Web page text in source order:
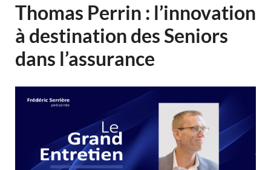
Thomas Perrin : l’innovation
à destination des Seniors
dans l’assurance